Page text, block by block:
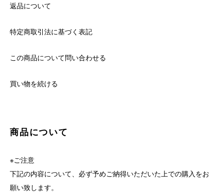
返品について
特定商取引法に基づく表記
この商品について問い合わせる
買い物を続ける
商品について
※ご注意
下記の内容について、必ず予めご納得いただいた上での購入をお
願い致します。